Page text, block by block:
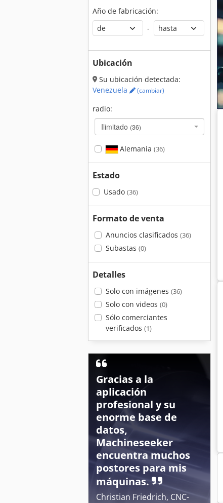
Año de fabricación:
-
Ubicación
Su ubicación detectada:
Venezuela
(cambiar)
radio:
Ilimitado (36)
Alemania (36)
Estado
Usado (36)
Formato de venta
Anuncios clasificados (36)
Subastas (0)
Detalles
Solo con imágenes (36)
Solo con videos (0)
Sólo comerciantes
verificados (1)
Gracias a la
aplicación
profesional y su
enorme base de
datos,
Machineseeker
encuentra muchos
postores para mis
máquinas.
Christian Friedrich, CNC-
Amazone Uf 1501 Amazone Uf 1201